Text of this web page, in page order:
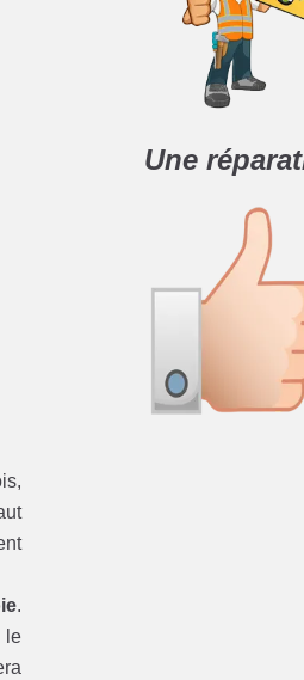
.
le
Une